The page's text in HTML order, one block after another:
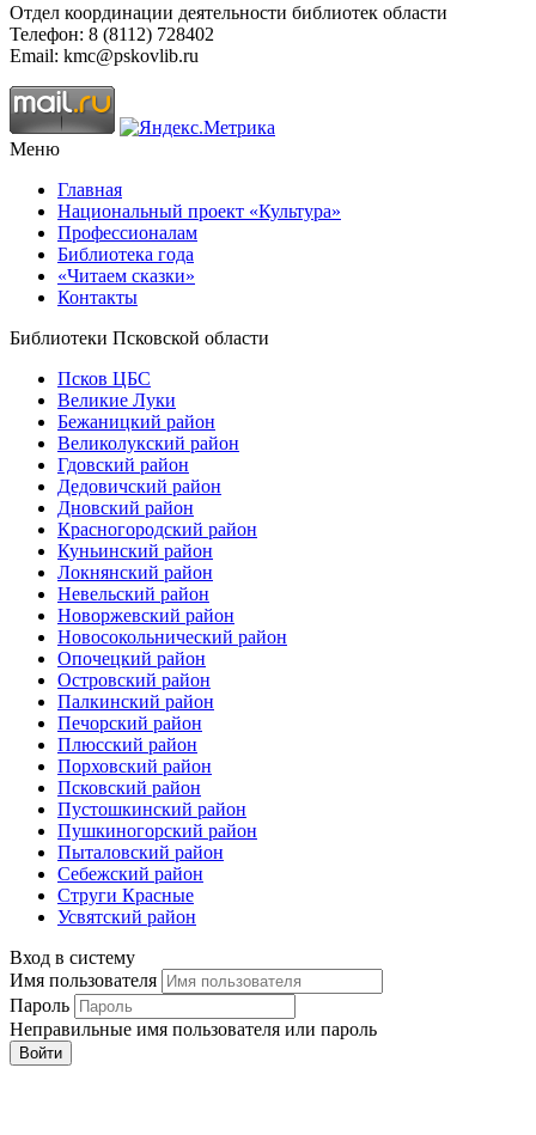
Отдел координации деятельности библиотек области
Телефон: 8 (8112) 728402
Email: kmc@pskovlib.ru
Меню
Главная
Национальный проект «Культура»
Профессионалам
Библиотека года
«Читаем сказки»
Контакты
Библиотеки Псковской области
Псков ЦБС
Великие Луки
Бежаницкий район
Великолукский район
Гдовский район
Дедовичский район
Дновский район
Красногородский район
Куньинский район
Локнянский район
Невельский район
Новоржевский район
Новосокольнический район
Опочецкий район
Островский район
Палкинский район
Печорский район
Плюсский район
Порховский район
Псковский район
Пустошкинский район
Пушкиногорский район
Пыталовский район
Себежский район
Струги Красные
Усвятский район
Вход в систему
Имя пользователя
Пароль
Неправильные имя пользователя или пароль
Войти